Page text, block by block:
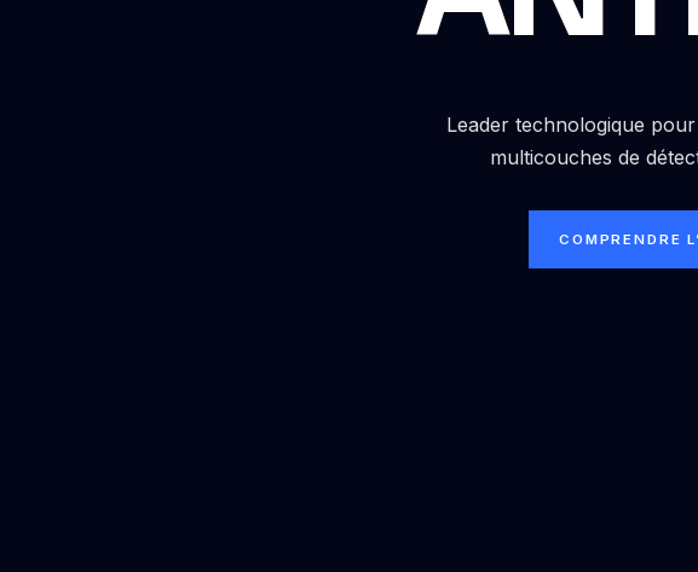
Leader technologique
multicouches de
COMPRENDRE